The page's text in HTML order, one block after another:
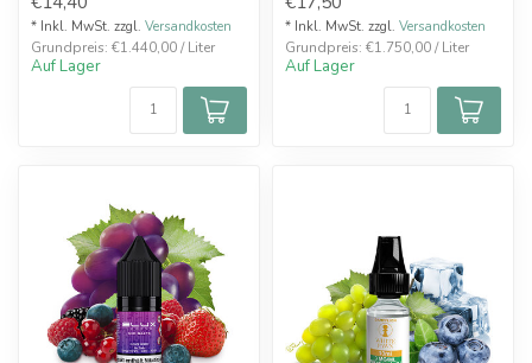
leicht ...
* Inkl. MwSt. zzgl. Versandkosten
Grundpreis: €1.440,00 / Liter
Auf Lager
* Inkl. MwSt. zzgl. Versandkosten
Grundpreis: €1.750,00 / Liter
Auf Lager